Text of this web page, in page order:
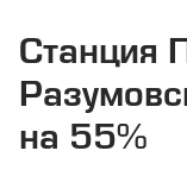
Станция
на 55%